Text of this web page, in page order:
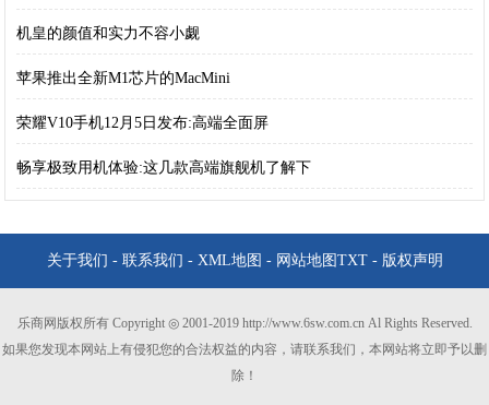
机皇的颜值和实力不容小觑
苹果推出全新M1芯片的MacMini
荣耀V10手机12月5日发布:高端全面屏
畅享极致用机体验:这几款高端旗舰机了解下
关于我们 - 联系我们 - XML地图 - 网站地图 TXT- 版权声明
乐商网版权所有 Copyright ◎ 2001-2019 http://www.6sw.com.cn Al Rights Reserved.
如果您发现本网站上有侵犯您的合法权益的内容，请联系我们，本网站将立即予以删
除！